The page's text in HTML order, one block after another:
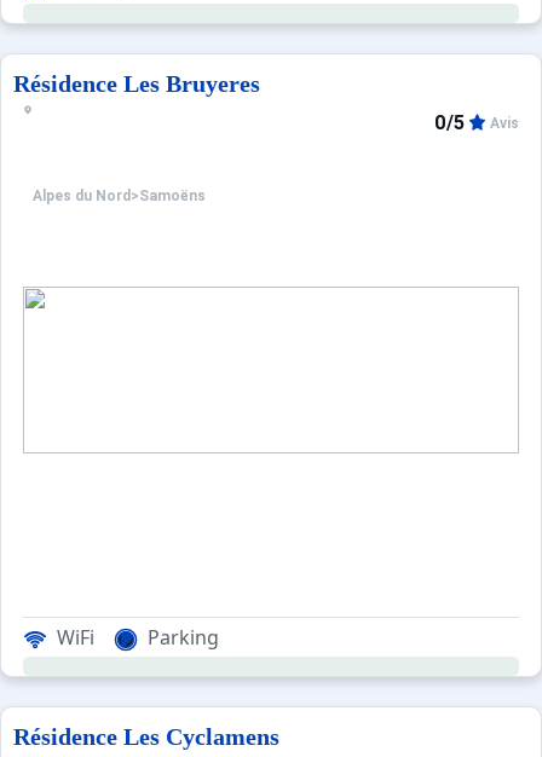
Résidence Les Bruyeres
Alpes du Nord >Samoëns
0/5 Avis
WiFi Parking
Résidence Les Cyclamens